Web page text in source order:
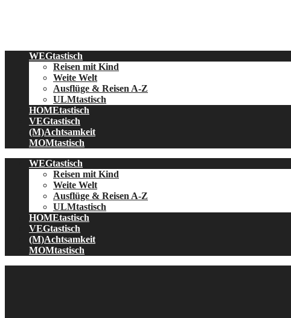
WEGtastisch
Reisen mit Kind
Weite Welt
Ausflüge & Reisen A-Z
ULMtastisch
HOMEtastisch
VEGtastisch
(M)Achtsamkeit
MOMtastisch
WEGtastisch
Reisen mit Kind
Weite Welt
Ausflüge & Reisen A-Z
ULMtastisch
HOMEtastisch
VEGtastisch
(M)Achtsamkeit
MOMtastisch